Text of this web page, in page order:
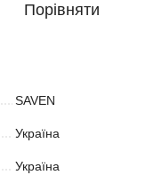
Порівняти
SAVEN
Україна
Україна